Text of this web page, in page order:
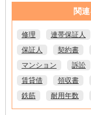
関
修理 連帯保証人
保証人
契約書
マンション
訴訟
賃貸借
領収書
鉄筋
耐用年数